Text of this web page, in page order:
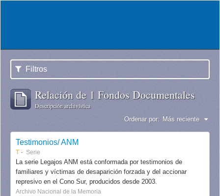
Filtros
Relación de 1 Fondos Documentales
Descripción archivística
Ordenar por: Más reciente
Testimonios/ ANM
T Serie
La serie Legajos ANM está conformada por testimonios de
familiares y víctimas de desaparición forzada y del accionar
represivo en el Cono Sur, producidos desde 2003.
Archivo Nacional de la Memoria